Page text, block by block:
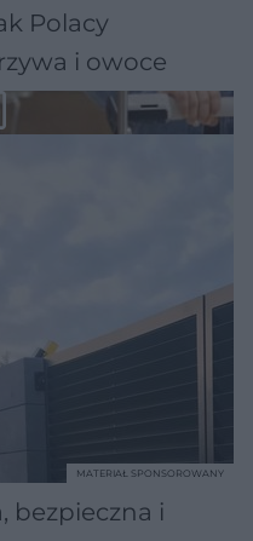
Polacy
i owoce
bezpieczna i
MATERIAŁ SPONSOROWANY